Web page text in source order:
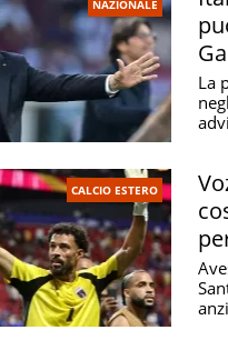
NAZIONALE
di
La
CALCIO ESTERO